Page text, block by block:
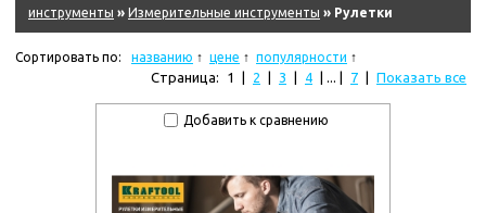
инструменты » Измерительные инструменты » Рулетки
Сортировать по: названию цене популярности
Страница: 1 2 3 4 | ... | 7 Показать все
Добавить к сравнению